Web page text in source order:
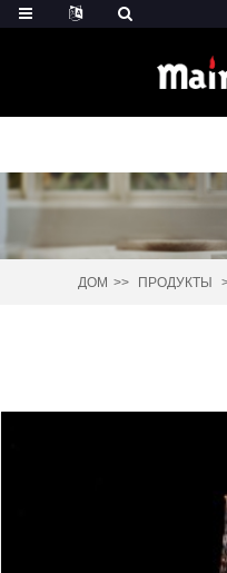
ДОМ ПРОДУКТЫ